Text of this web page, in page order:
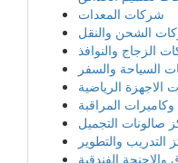
شركات المعدات
الشحن والنقل
الزجاج والنوافذ
السياحة والسفر
الاجهزة الرياضية
المراقبة
صالونات التجميل
التدريب والتطوير
الفندقية